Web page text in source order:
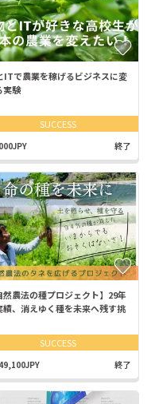
ITで農業を稼げるビジネスに変
実験
SUCCESS
終了
然農法の種プロジェクト】29年
績、消えゆく種を未来へ残す挑
SUCCESS
終了